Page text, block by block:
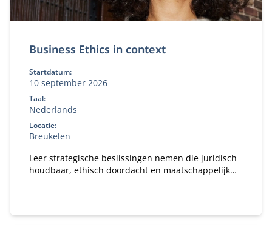
Business Ethics in context
Startdatum:
10 september 2026
Taal:
Nederlands
Locatie:
Breukelen
Leer strategische beslissingen nemen die juridisch
houdbaar, ethisch doordacht en maatschappelijk
organisatiecasus.